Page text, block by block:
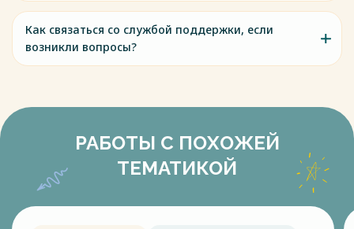
Как связаться со службой поддержки, если
возникли вопросы?
РАБОТЫ С ПОХОЖЕЙ
ТЕМАТИКОЙ